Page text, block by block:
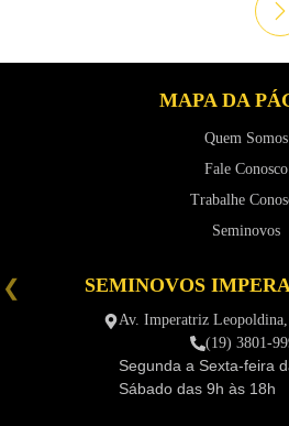
MAPA DA
Quem Somos
Fale Conosco
Trabalhe
Seminovos
SEMINOVOS
Av. Imperatriz
(19) 3801-
Segunda a Sexta-feira
Sábado das 9h às 18h